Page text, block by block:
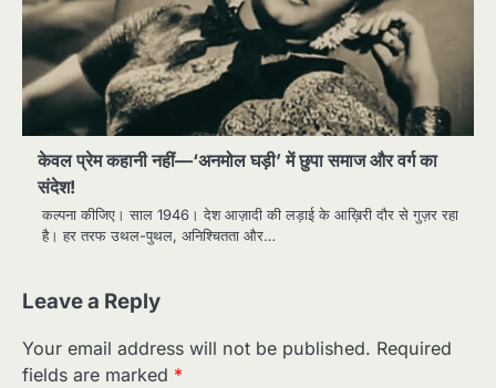
केवल प्रेम कहानी नहीं—‘अनमोल घड़ी’ में छुपा समाज और वर्ग का
संदेश!
कल्पना कीजिए। साल 1946। देश आज़ादी की लड़ाई के आख़िरी दौर से गुज़र रहा
है। हर तरफ उथल-पुथल, अनिश्चितता और…
Leave a Reply
Your email address will not be published. Required
fields are marked *